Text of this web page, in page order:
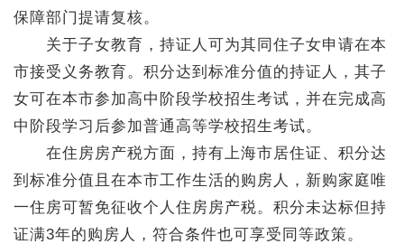
保障部门提请复核。
关于子女教育，持证人可为其同住子女申请在本
市接受义务教育。积分达到标准分值的持证人，其子
女可在本市参加高中阶段学校招生考试，并在完成高
中阶段学习后参加普通高等学校招生考试。
在住房房产税方面，持有上海市居住证、积分达
到标准分值且在本市工作生活的购房人，新购家庭唯
一住房可暂免征收个人住房房产税。积分未达标但持
证满3年的购房人，符合条件也可享受同等政策。